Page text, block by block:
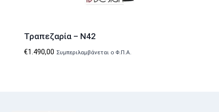
Τραπεζαρία – N42
€1.490,00 Συμπεριλαμβάνεται ο Φ.Π.Α.